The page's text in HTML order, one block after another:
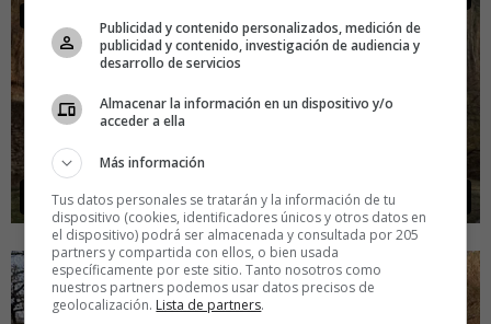
Publicidad y contenido personalizados, medición de
publicidad y contenido, investigación de audiencia y
desarrollo de servicios
Almacenar la información en un dispositivo y/o
acceder a ella
Más información
Tus datos personales se tratarán y la información de tu
dispositivo (cookies, identificadores únicos y otros datos en
el dispositivo) podrá ser almacenada y consultada por 205
partners y compartida con ellos, o bien usada
específicamente por este sitio. Tanto nosotros como
nuestros partners podemos usar datos precisos de
geolocalización. Lista de partners.